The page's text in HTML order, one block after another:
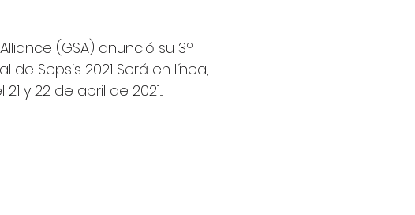
(GSA) anunció su 3º
de Sepsis 2021 Será en línea,
y 22 de abril de 2021...